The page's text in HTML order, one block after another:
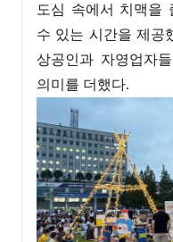
도심 속에서 치맥을
수 있는 시간을 제공
상공인과 자영업자
의미를 더했다.